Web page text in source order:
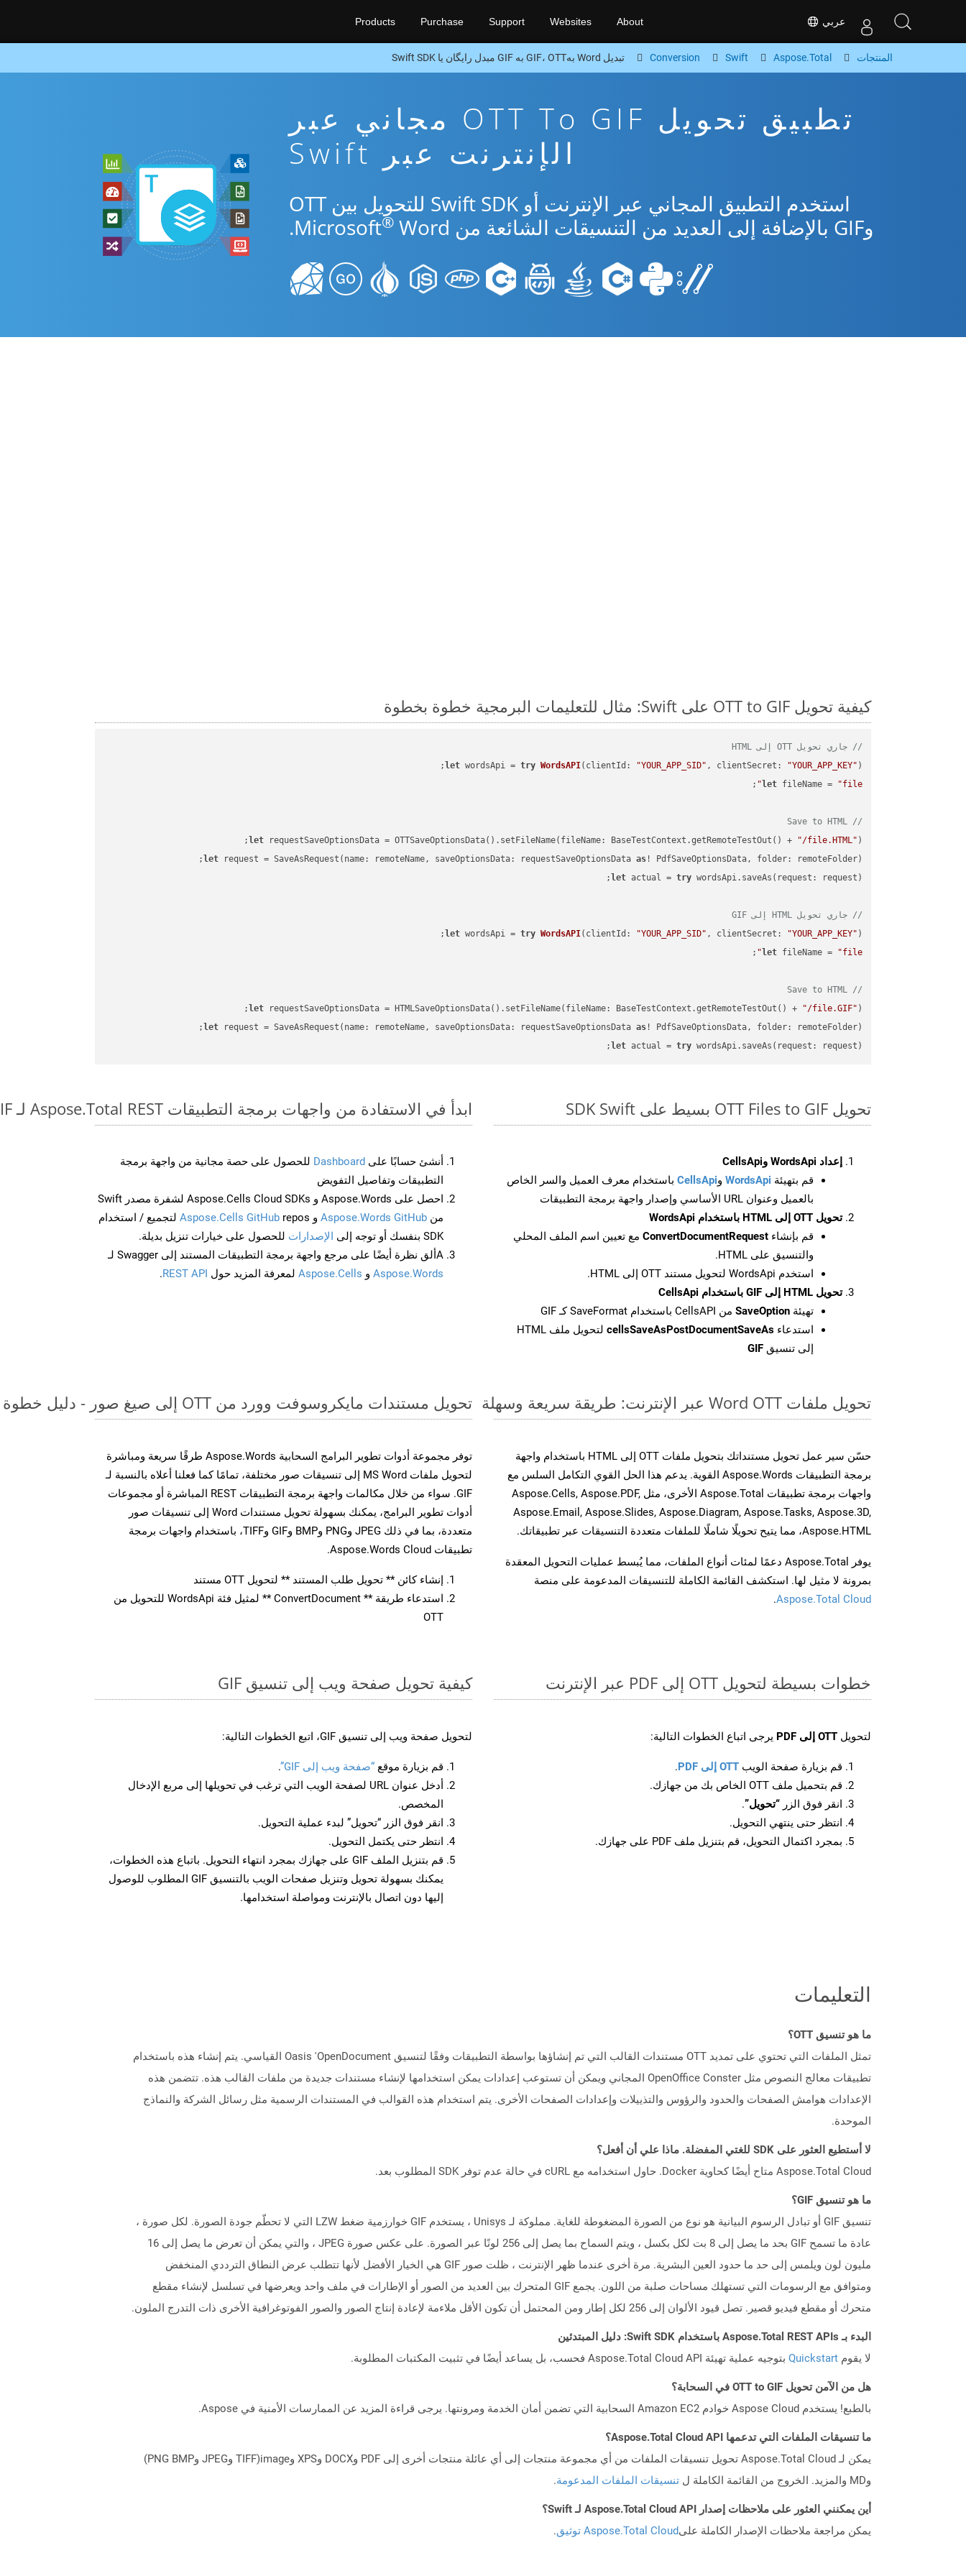
عربي Products Purchase Support Websites About
المنتجات Aspose.Total
Swift
Conversion تبدیل Word بهGIF، OTT به GIF مبدل رایگان یا Swift SDK
تطبيق تحويل OTT To GIF مجاني عبر
الإنترنت عبر Swift
استخدم التطبيق المجاني عبر الإنترنت أو Swift SDK للتحويل بين OTT
وGIF بالإضافة إلى العديد من التنسيقات الشائعة من Microsoft
® Word.
كيفية تحويل OTT to GIF على Swift: مثال للتعليمات البرمجية خطوة بخطوة
// جاري تحويل OTT إلى HTML
let wordsApi = try WordsAPI( clientId: "YOUR_APP_SID" , clientSecret: "YOUR_APP_KEY" )
;
let fileName = "file"
// Save to HTML
let requestSaveOptionsData = OTTSaveOptionsData().setFileName(fileName: BaseTestContext.getRemoteTestOut() + "/file.HTML" );
let request = SaveAsRequest(name: remoteName, saveOptionsData: requestSaveOptionsData as! PdfSaveOptionsData, folder: remoteFolder);
let actual = try
// جاري تحويل HTML إلى GIF
let wordsApi = try WordsAPI( clientId: "YOUR_APP_SID" , clientSecret: "YOUR_APP_KEY" )
;
let fileName = "file"
// Save to HTML
let requestSaveOptionsData = HTMLSaveOptionsData().setFileName(fileName: BaseTestContext.getRemoteTestOut() + "/file.GIF" );
let request = SaveAsRequest(name: remoteName, saveOptionsData: requestSaveOptionsData as! PdfSaveOptionsData, folder: remoteFolder);
let actual = try wordsApi.saveAs(request: request);
تحويل OTT Files to GIF بسيط على SDK Swift
إعداد WordsApi وCellsApi
قم بتهيئة WordsApi وCellsApi باستخدام معرف العميل والسر الخاص
بالعميل وعنوان URL الأساسي وإصدار واجهة برمجة التطبيقات
تحويل OTT إلى HTML باستخدام WordsApi
قم بإنشاء ConvertDocumentRequest مع تعيين اسم الملف المحلي
والتنسيق على HTML.
استخدم WordsApi لتحويل مستند OTT إلى HTML.
تحويل HTML إلى GIF باستخدام CellsApi
تهيئة SaveOption من CellsAPI باستخدام SaveFormat كـ GIF
استدعاء cellsSaveAsPostDocumentSaveAs
لتحويل ملف HTML
إلى تنسيق GIF
ابدأ في الاستفادة من واجهات برمجة التطبيقات Aspose.Total REST لـ OTT to GIF
أنشئ حسابًا على Dashboard للحصول على حصة مجانية من واجهة برمجة
التطبيقات وتفاصيل التفويض
احصل على Aspose.Words و Aspose.Cells Cloud SDKs لشفرة مصدر Swift
من Aspose.Words GitHub و Aspose.Cells GitHub repos لتجميع / استخدام
SDK بنفسك أو توجه إلى
الإصدارات للحصول على خيارات تنزيل بديلة.
Aألق نظرة أيضًا على مرجع واجهة برمجة التطبيقات المستند إلى Swagger لـ
Aspose.Words و Aspose.Cells لمعرفة المزيد حول REST API
.
تحويل ملفات Word OTT عبر الإنترنت: طريقة سريعة وسهلة
حسّن سير عمل تحويل مستنداتك بتحويل ملفات OTT إلى HTML باستخدام واجهة
برمجة التطبيقات Aspose.Words القوية. يدعم هذا الحل القوي التكامل السلس مع
واجهات برمجة تطبيقات Aspose.Total الأخرى، مثل Aspose.Cells, Aspose.PDF,
Aspose.Email, Aspose.Slides, Aspose.Diagram, Aspose.Tasks, Aspose.3D,
Aspose.HTML، مما يتيح تحويلًا شاملًا للملفات متعددة التنسيقات عبر تطبيقاتك.
يوفر Aspose.Total دعمًا لمئات أنواع الملفات، مما يُبسط عمليات التحويل المعقدة
بمرونة لا مثيل لها. استكشف القائمة الكاملة للتنسيقات المدعومة على منصة
Aspose.Total Cloud
.
تحويل مستندات مايكروسوفت وورد من OTT إلى صيغ صور - دليل خطوة بخطوة
توفر مجموعة أدوات تطوير البرامج السحابية Aspose.Words طرقًا سريعة ومباشرة
لتحويل ملفات MS Word إلى تنسيقات صور مختلفة، تمامًا كما فعلنا أعلاه بالنسبة لـ
GIF. سواء من خلال مكالمات واجهة برمجة التطبيقات REST المباشرة أو مجموعات
أدوات تطوير البرامج، يمكنك بسهولة تحويل مستندات Word إلى تنسيقات صور
متعددة، بما في ذلك JPEG وPNG وBMP وGIF وTIFF، باستخدام واجهات برمجة
تطبيقات Aspose.Words Cloud.
إنشاء كائن ** تحويل طلب المستند ** لتحويل OTT مستند
استدعاء طريقة ** ConvertDocument ** لمثيل فئة WordsApi للتحويل من
OTT
خطوات بسيطة لتحويل OTT إلى PDF عبر الإنترنت
لتحويل OTT إلى PDF يرجى اتباع الخطوات التالية:
قم بزيارة صفحة الويب OTT إلى PDF
.
قم بتحميل ملف OTT الخاص بك من جهازك.
انقر فوق الزر “تحويل”.
انتظر حتى ينتهي التحويل.
بمجرد اكتمال التحويل، قم بتنزيل ملف PDF على جهازك.
كيفية تحويل صفحة ويب إلى تنسيق GIF
لتحويل صفحة ويب إلى تنسيق GIF، اتبع الخطوات التالية:
قم بزيارة موقع “صفحة ويب إلى GIF”
.
أدخل عنوان URL لصفحة الويب التي ترغب في تحويلها إلى مربع الإدخال
المخصص.
انقر فوق الزر “تحويل” لبدء عملية التحويل.
انتظر حتى يكتمل التحويل.
قم بتنزيل الملف GIF على جهازك بمجرد انتهاء التحويل. باتباع هذه الخطوات،
يمكنك بسهولة تحويل وتنزيل صفحات الويب بالتنسيق GIF المطلوب للوصول
إليها دون اتصال بالإنترنت ومواصلة استخدامها.
التعليمات
ما هو تنسيق OTT؟
تمثل الملفات التي تحتوي على تمديد OTT مستندات القالب التي تم إنشاؤها بواسطة التطبيقات وفقًا لتنسيق Oasis 'OpenDocument القياسي. يتم إنشاء هذه باستخدام
تطبيقات معالج النصوص مثل OpenOffice Conster المجاني ويمكن أن تستوعب إعدادات يمكن استخدامها لإنشاء مستندات جديدة من ملفات القالب هذه. تتضمن هذه
الإعدادات هوامش الصفحات والحدود والرؤوس والتذييلات وإعدادات الصفحات الأخرى. يتم استخدام هذه القوالب في المستندات الرسمية مثل رسائل الشركة والنماذج
الموحدة.
لا أستطيع العثور على SDK للغتي المفضلة. ماذا علي أن أفعل؟
Aspose.Total Cloud متاح أيضًا كحاوية Docker. حاول استخدامه مع cURL في حالة عدم توفر SDK المطلوب بعد.
ما هو تنسيق GIF؟
تنسيق GIF أو تبادل الرسوم البيانية هو نوع من الصورة المضغوطة للغاية. مملوكة لـ Unisys ، يستخدم GIF خوارزمية ضغط LZW التي لا تحطّم جودة الصورة. لكل صورة ،
عادة ما تسمح GIF بحد ما يصل إلى 8 بت لكل بكسل ، ويتم السماح بما يصل إلى 256 لونًا عبر الصورة. على عكس صورة JPEG ، والتي يمكن أن تعرض ما يصل إلى 16
مليون لون ويلمس إلى حد ما حدود العين البشرية. مرة أخرى عندما ظهر الإنترنت ، ظلت صور GIF هي الخيار الأفضل لأنها تتطلب عرض النطاق الترددي المنخفض
ومتوافق مع الرسومات التي تستهلك مساحات صلبة من اللون. يجمع GIF المتحرك بين العديد من الصور أو الإطارات في ملف واحد ويعرضها في تسلسل لإنشاء مقطع
متحرك أو مقطع فيديو قصير. تصل قيود الألوان إلى 256 لكل إطار ومن المحتمل أن تكون الأقل ملاءمة لإعادة إنتاج الصور والصور الفوتوغرافية الأخرى ذات التدرج الملون.
البدء بـ Aspose.Total REST APIs باستخدام Swift SDK: دليل المبتدئين
لا يقوم Quickstart بتوجيه عملية تهيئة Aspose.Total Cloud API فحسب، بل يساعد أيضًا في تثبيت المكتبات المطلوبة.
هل من الآمن تحويل OTT to GIF في السحابة؟
بالطبع! يستخدم Aspose Cloud خوادم Amazon EC2 السحابية التي تضمن أمان الخدمة ومرونتها. يرجى قراءة المزيد عن الممارسات الأمنية في Aspose.
ما تنسيقات الملفات التي تدعمها Aspose.Total Cloud API؟
يمكن لـ Aspose.Total Cloud تحويل تنسيقات الملفات من أي مجموعة منتجات إلى أي عائلة منتجات أخرى إلى PDF وDOCX وXPS وimage(TIFF وJPEG وPNG BMP)
وMD والمزيد. الخروج من القائمة الكاملة ل
تنسيقات الملفات المدعومة.
أين يمكنني العثور على ملاحظات إصدار Aspose.Total Cloud API لـ Swift؟
يمكن مراجعة ملاحظات الإصدار الكاملة علىAspose.Total Cloud توثيق .